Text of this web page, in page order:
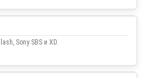
Sony SBS и XD.